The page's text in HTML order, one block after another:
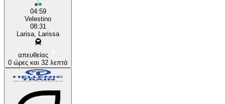
04:59
Velestino
08:31
Larisa, Larissa
απευθείας
0 ώρες και 32 λεπτά